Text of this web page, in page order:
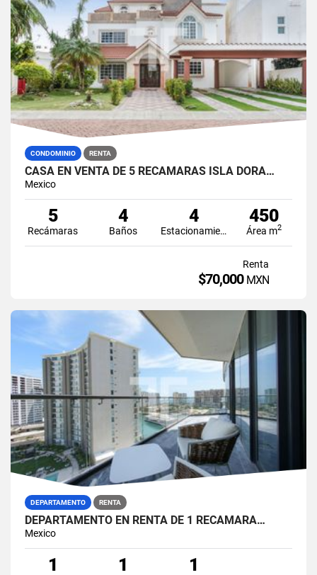
CONDOMINIO RENTA
CASA EN VENTA DE 5 RECÁMARAS ISLA DORA…
Mexico
5
Recámaras
4
Baños
4
Estacionamiento
450
Área m2
Renta
$70,000 MXN
DEPARTAMENTO RENTA
DEPARTAMENTO EN RENTA DE 1 RECAMARA…
Mexico
1 1 1